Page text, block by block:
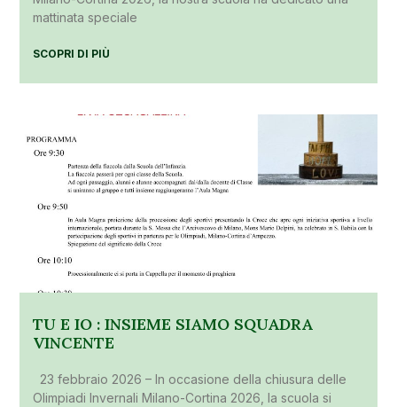
mattinata speciale
SCOPRI DI PIÙ
TU E IO : INSIEME SIAMO SQUADRA
VINCENTE
23 febbraio 2026 – In occasione della chiusura delle
Olimpiadi Invernali Milano-Cortina 2026, la scuola si